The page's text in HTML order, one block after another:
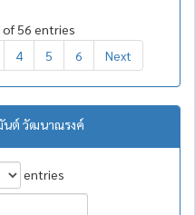
56 entries
4 5 6 Next
นต์ วัฒนาณรงค์
entries